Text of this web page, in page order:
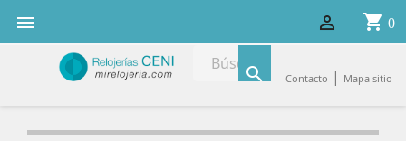
 shopping_cart 0

 Contacto | Mapa sitio